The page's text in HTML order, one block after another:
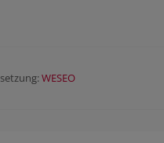
WESEO